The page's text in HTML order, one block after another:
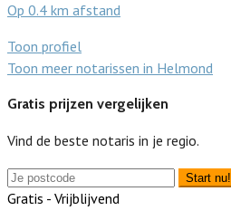
Op 0.4 km afstand
Toon profiel
Toon meer notarissen in Helmond
Gratis prijzen vergelijken
Vind de beste notaris in je regio.
Start nu!
Gratis - Vrijblijvend